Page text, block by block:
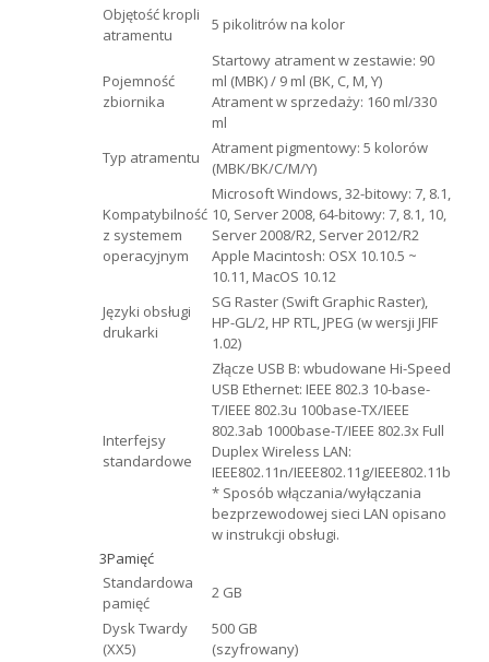
Objętość kropli
atramentu
5 pikolitrów na kolor
Pojemność
zbiornika
Startowy atrament w zestawie: 90
ml (MBK) / 9 ml (BK, C, M, Y)
Atrament w sprzedaży: 160 ml/330
ml
Typ atramentu
Atrament pigmentowy: 5 kolorów
(MBK/BK/C/M/Y)
Kompatybilność
z systemem
operacyjnym
Microsoft Windows, 32-bitowy: 7, 8.1,
10, Server 2008, 64-bitowy: 7, 8.1, 10,
Server 2008/R2, Server 2012/R2
Apple Macintosh: OSX 10.10.5 ~
10.11, MacOS 10.12
Języki obsługi
drukarki
SG Raster (Swift Graphic Raster),
HP-GL/2, HP RTL, JPEG (w wersji JFIF
1.02)
Interfejsy
standardowe
Złącze USB B: wbudowane Hi-Speed
USB Ethernet: IEEE 802.3 10-base-
T/IEEE 802.3u 100base-TX/IEEE
802.3ab 1000base-T/IEEE 802.3x Full
Duplex Wireless LAN:
IEEE802.11n/IEEE802.11g/IEEE802.11b
* Sposób włączania/wyłączania
bezprzewodowej sieci LAN opisano
w instrukcji obsługi.
3Pamięć
Standardowa
pamięć
2 GB
Dysk Twardy
(XX5)
500 GB
(szyfrowany)